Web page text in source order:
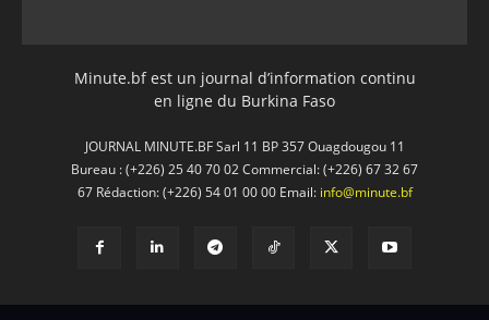
Minute.bf est un journal d’information continu
en ligne du Burkina Faso
JOURNAL MINUTE.BF Sarl 11 BP 357 Ouagdougou 11
Bureau : (+226) 25 40 70 02 Commercial: (+226) 67 32 67
67 Rédaction: (+226) 54 01 00 00 Email: info@minute.bf